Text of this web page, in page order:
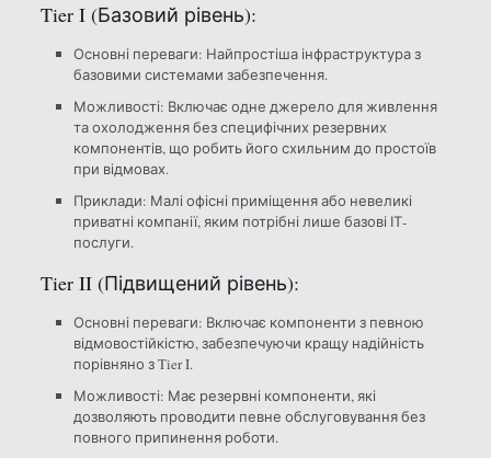
Tier I (Базовий рівень):
Основні переваги: Найпростіша інфраструктура з
базовими системами забезпечення.
Можливості: Включає одне джерело для живлення
та охолодження без специфічних резервних
компонентів, що робить його схильним до простоїв
при відмовах.
Приклади: Малі офісні приміщення або невеликі
приватні компанії, яким потрібні лише базові ІТ-
послуги.
Tier II (Підвищений рівень):
Основні переваги: Включає компоненти з певною
відмовостійкістю, забезпечуючи кращу надійність
порівняно з Tier I.
Можливості: Має резервні компоненти, які
дозволяють проводити певне обслуговування без
повного припинення роботи.